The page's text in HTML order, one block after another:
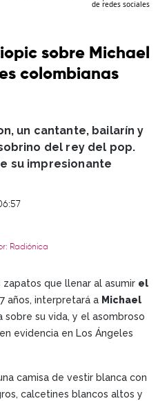
de redes sociales
sobre Michael
colombianas
un cantante, bailarín y
del rey del pop.
su impresionante
Radiónica
zapatos que llenar al asumir el
años, interpretará a Michael
sobre su vida, y el asombroso
evidencia en Los Ángeles
camisa de vestir blanca con
calcetines blancos altos y